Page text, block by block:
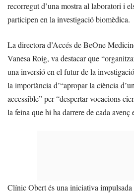
recorregut d’una mostra al laboratori i
participen en la investigació biomèdica.
La directora d’Accés de BeOne
Vanesa Roig, va destacar que
una inversió en el futur de la
la importància d’“apropar la ciència
accessible” per “despertar vocacions
la feina que hi ha darrere de cada avenç
Clínic Obert és una iniciativa